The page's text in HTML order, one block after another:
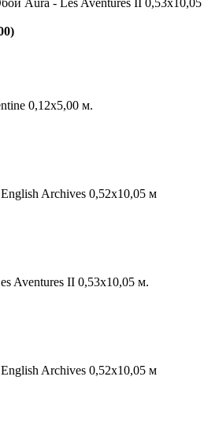
0,12х5,00 м.
Archives 0,52x10,05 м
Aventures II 0,53х10,05 м.
Archives 0,52x10,05 м